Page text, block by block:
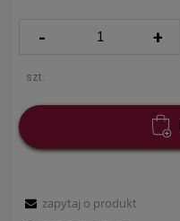
- +
szt.
zapytaj o produkt